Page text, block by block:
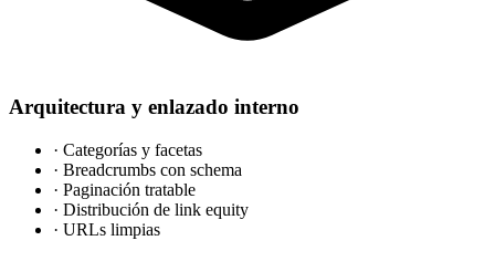
Arquitectura y enlazado interno
· Categorías y facetas
· Breadcrumbs con schema
· Paginación tratable
· Distribución de link equity
· URLs limpias